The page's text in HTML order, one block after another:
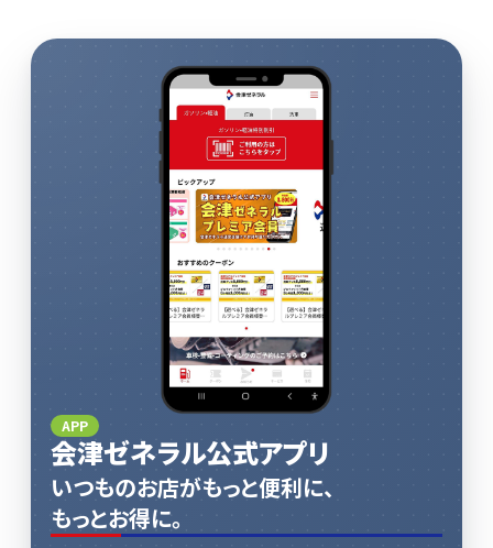
APP
会津ゼネラル公式アプリ
いつものお店がもっと便利に、
もっとお得に。